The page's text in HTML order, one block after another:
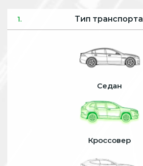
1. Тип транспорта
Седан
Кроссовер